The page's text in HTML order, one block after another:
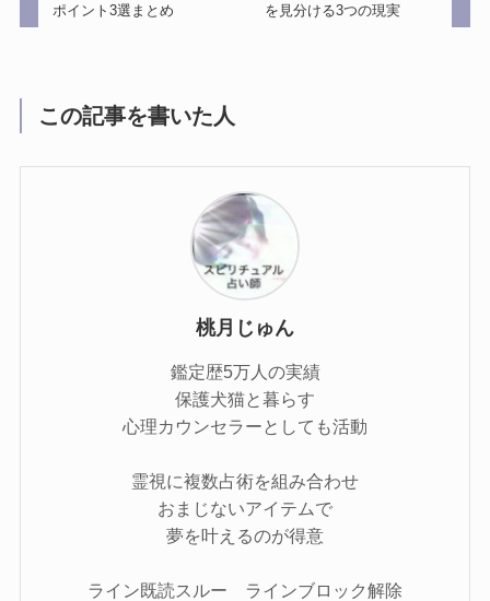
ポイント3選まとめ
を見分ける3つの現実
この記事を書いた人
桃月じゅん
鑑定歴5万人の実績
保護犬猫と暮らす
心理カウンセラーとしても活動
霊視に複数占術を組み合わせ
おまじないアイテムで
夢を叶えるのが得意
ライン既読スルー ラインブロック解除